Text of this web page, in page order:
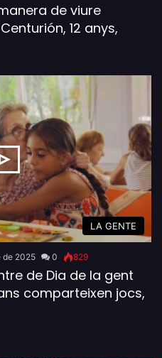
de viure
12 anys,
LA GENTE
de 2025 0 829
de Dia de la gent
comparteixen jocs,